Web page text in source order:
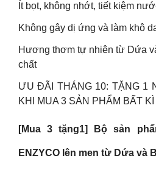
Ít bọt, không nhớt, tiết kiệm
Không gây dị ứng và làm khô
Hương thơm tự nhiên từ Dứa
chất
ƯU ĐÃI THÁNG 10: TẶNG 1
KHI MUA 3 SẢN PHẨM BẤT KÌ
[Mua 3 tặng1] Bộ sản
ENZYCO lên men từ Dứa và